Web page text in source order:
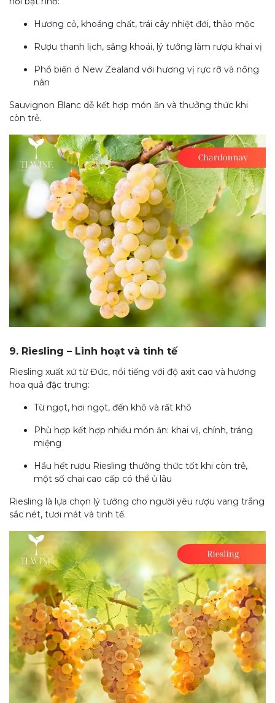
Hương cỏ, khoáng chất, trái cây nhiệt đới, thảo mộc
Rượu thanh lịch, sảng khoái, lý tưởng làm rượu khai vị
Phổ biến ở New Zealand với hương vị rực rỡ và nồng
nàn
Sauvignon Blanc dễ kết hợp món ăn và thưởng thức khi
còn trẻ.
9. Riesling – Linh hoạt và tinh tế
Riesling xuất xứ từ Đức, nổi tiếng với độ axit cao và hương
hoa quả đặc trưng:
Từ ngọt, hơi ngọt, đến khô và rất khô
Phù hợp kết hợp nhiều món ăn: khai vị, chính, tráng
miệng
Hầu hết rượu Riesling thưởng thức tốt khi còn trẻ,
một số chai cao cấp có thể ủ lâu
Riesling là lựa chọn lý tưởng cho người yêu rượu vang trắng
sắc nét, tươi mát và tinh tế.